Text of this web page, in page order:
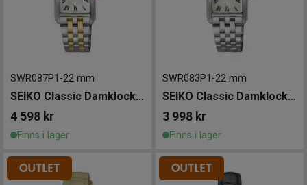
SWR087P1 -22 mm
SEIKO Classic Damklocka 22mm
4 598 kr
Finns i lager
SWR083P1 -22 mm
SEIKO Classic Damklocka 22mm
3 998 kr
Finns i lager